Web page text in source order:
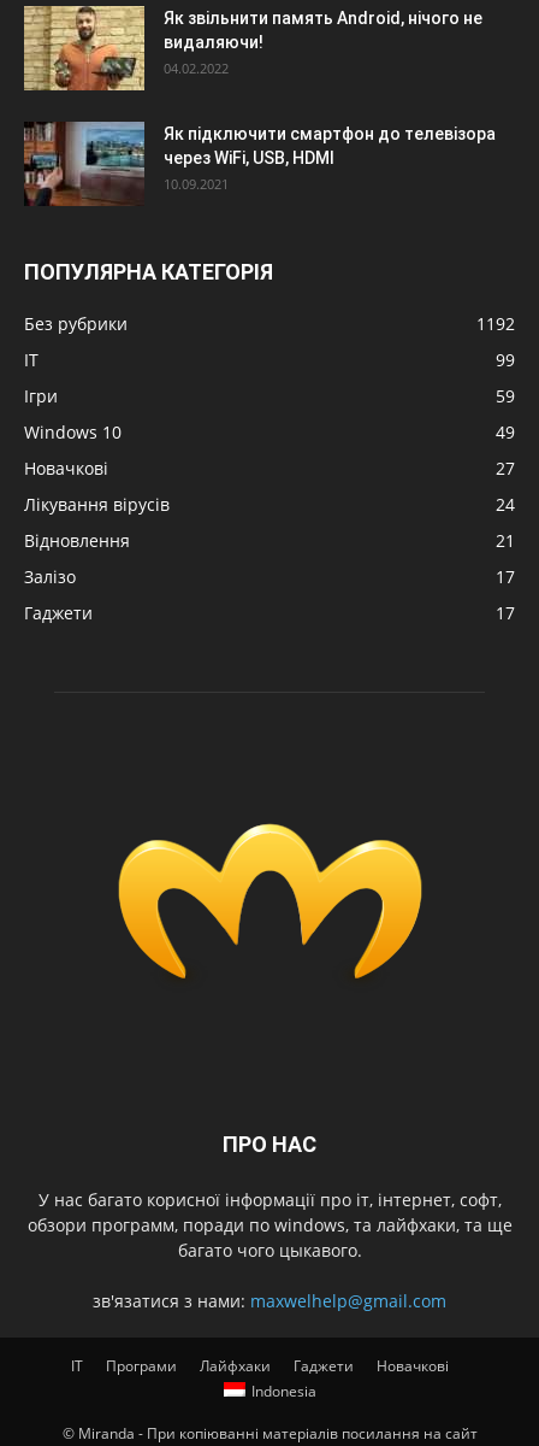
Як звільнити память Android, нічого не
видаляючи!
04.02.2022
Як підключити смартфон до телевізора
через WiFi, USB, HDMI
10.09.2021
ПОПУЛЯРНА КАТЕГОРІЯ
Без рубрики
1192
IT
99
Ігри
59
Windows 10
49
Новачкові
27
Лікування вірусів
24
Відновлення
21
Залізо
17
Гаджети
17
ПРО НАС
У нас багато корисної інформації про іт, інтернет, софт,
обзори программ, поради по windows, та лайфхаки, та ще
багато чого цыкавого.
зв'язатися з нами: maxwelhelp@gmail.com
IT Програми Лайфхаки Гаджети
Новачкові
Indonesia
© Miranda - При копіюванні матеріалів посилання на сайт